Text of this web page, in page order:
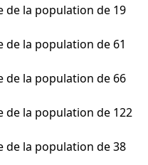
de la population de 19
de la population de 61
de la population de 66
de la population de 122
de la population de 38